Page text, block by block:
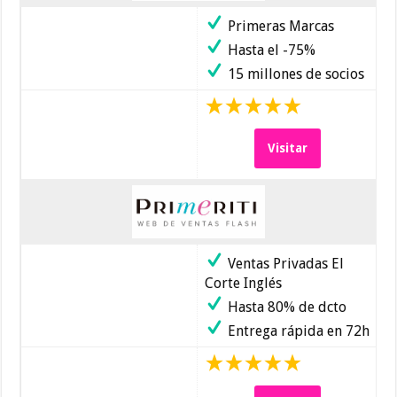
Primeras Marcas
Hasta el -75%
15 millones de socios
Visitar
Ventas Privadas El
Corte Inglés
Hasta 80% de dcto
Entrega rápida en 72h